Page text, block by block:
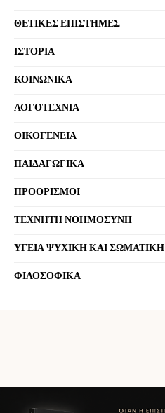
ΘΕΤΙΚΕΣ ΕΠΙΣΤΗΜΕΣ
ΙΣΤΟΡΙΑ
ΚΟΙΝΩΝΙΚΑ
ΛΟΓΟΤΕΧΝΙΑ
ΟΙΚΟΓΕΝΕΙΑ
ΠΑΙΔΑΓΩΓΙΚΑ
ΠΡΟΟΡΙΣΜΟΙ
ΤΕΧΝΗΤΗ ΝΟΗΜΟΣΥΝΗ
ΥΓΕΙΑ ΨΥΧΙΚΗ ΚΑΙ ΣΩΜΑΤΙΚΗ
ΦΙΛΟΣΟΦΙΚΑ